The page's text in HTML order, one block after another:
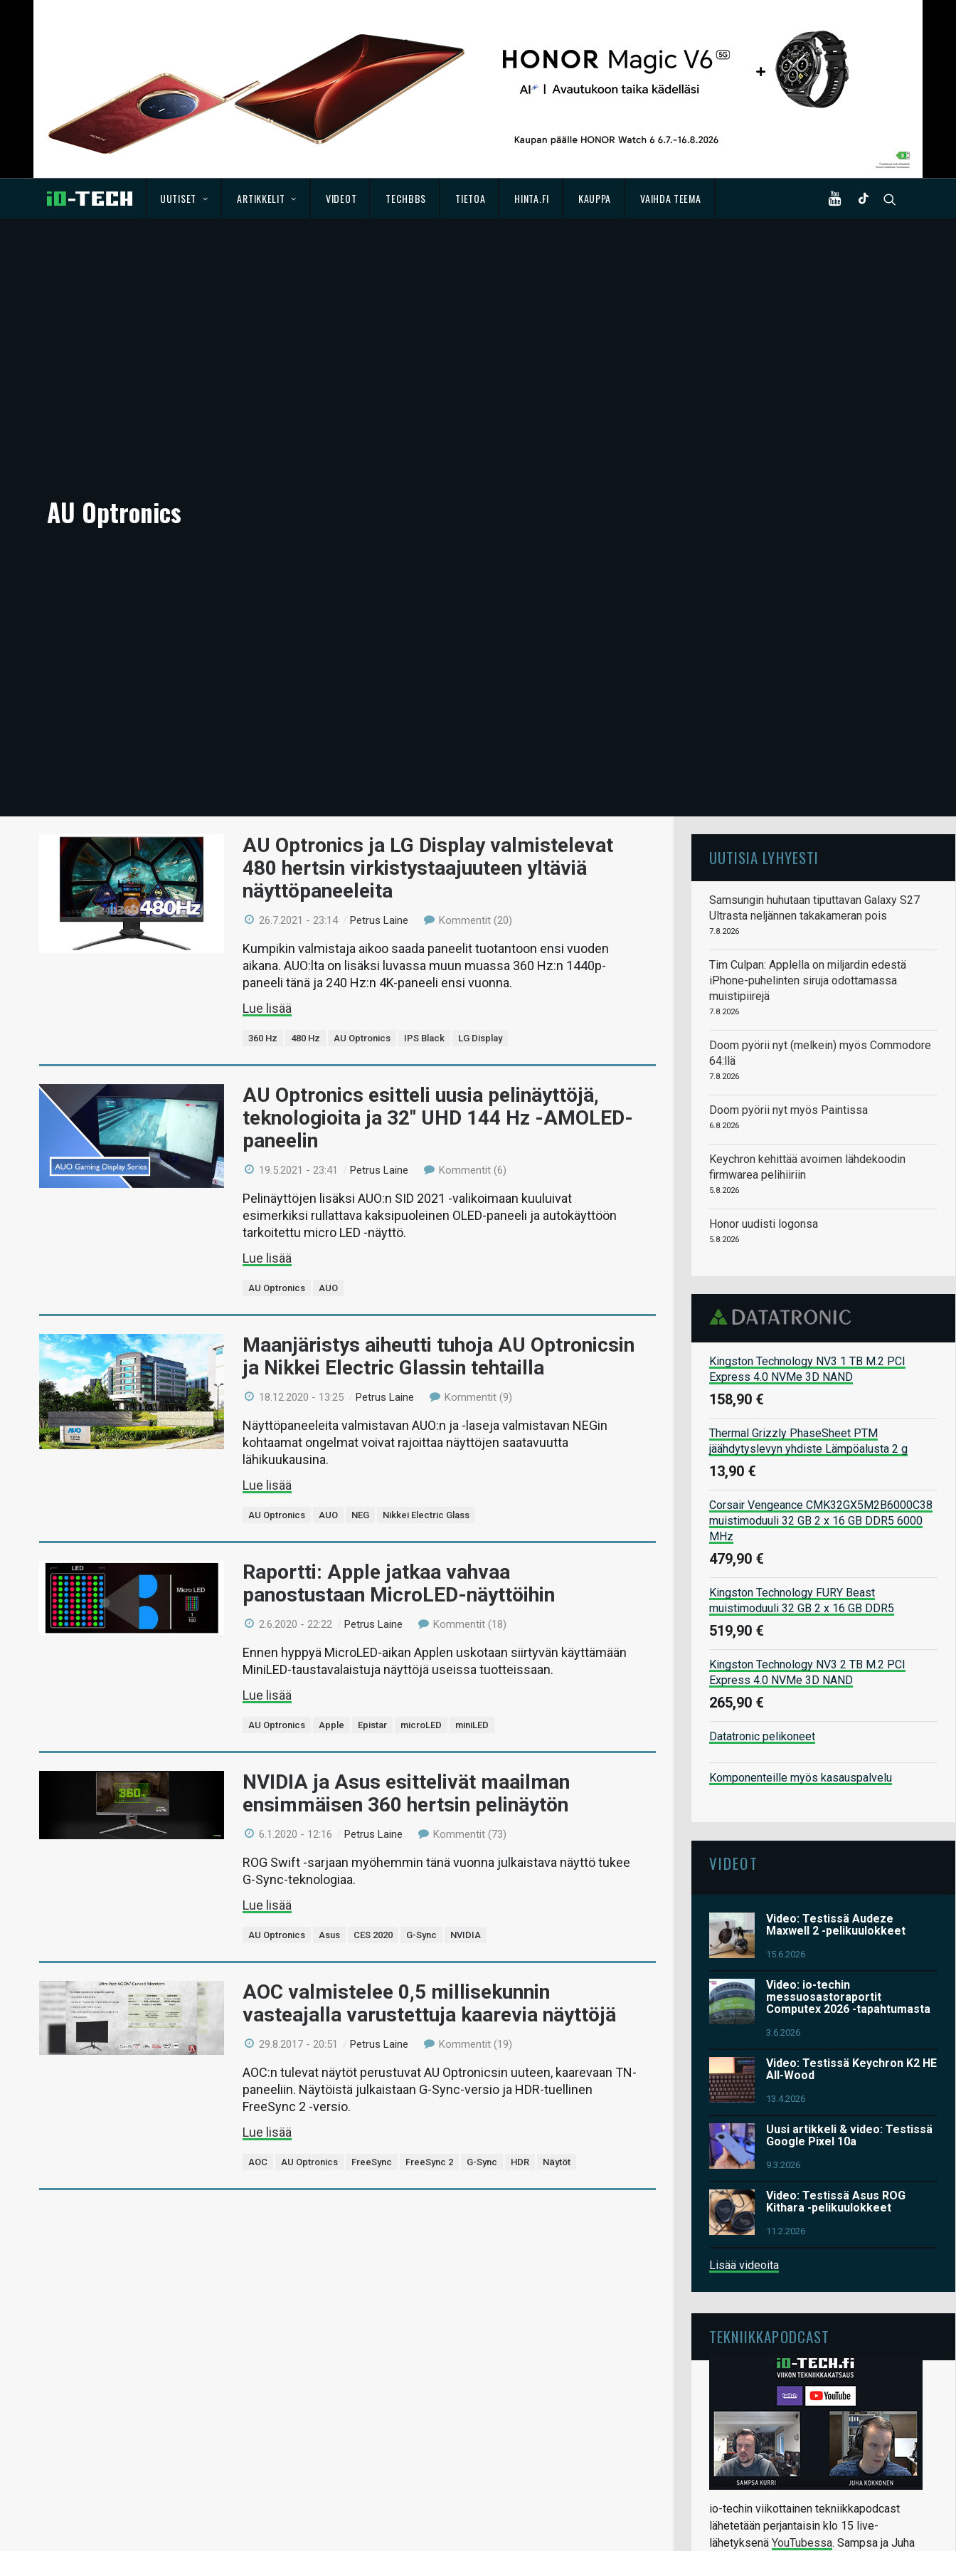
UUTISET ARTIKKELIT VIDEOT TECHBBS TIETOA HINTA.FI KAUPPA VAIHDA TEEMA
AU Optronics
AU Optronics ja LG Display valmistelevat
480 hertsin virkistystaajuuteen yltäviä
näyttöpaneeleita
26.7.2021 - 23:14 /Petrus Laine Kommentit (20)
Kumpikin valmistaja aikoo saada paneelit tuotantoon ensi vuoden
aikana. AUO:lta on lisäksi luvassa muun muassa 360 Hz:n 1440p-
paneeli tänä ja 240 Hz:n 4K-paneeli ensi vuonna.
Lue lisää
360 Hz 480 Hz AU Optronics IPS Black LG Display
AU Optronics esitteli uusia pelinäyttöjä,
teknologioita ja 32″ UHD 144 Hz -AMOLED-
paneelin
19.5.2021 - 23:41 /Petrus Laine Kommentit (6)
Pelinäyttöjen lisäksi AUO:n SID 2021 -valikoimaan kuuluivat
esimerkiksi rullattava kaksipuoleinen OLED-paneeli ja autokäyttöön
tarkoitettu micro LED -näyttö.
Lue lisää
AU Optronics AUO
Maanjäristys aiheutti tuhoja AU Optronicsin
ja Nikkei Electric Glassin tehtailla
18.12.2020 - 13:25 /Petrus Laine Kommentit (9)
Näyttöpaneeleita valmistavan AUO:n ja -laseja valmistavan NEGin
kohtaamat ongelmat voivat rajoittaa näyttöjen saatavuutta
lähikuukausina.
Lue lisää
AU Optronics AUO NEG Nikkei Electric Glass
Raportti: Apple jatkaa vahvaa
panostustaan MicroLED-näyttöihin
2.6.2020 - 22:22 /Petrus Laine Kommentit (18)
Ennen hyppyä MicroLED-aikan Applen uskotaan siirtyvän käyttämään
MiniLED-taustavalaistuja näyttöjä useissa tuotteissaan.
Lue lisää
AU Optronics Apple Epistar microLED miniLED
NVIDIA ja Asus esittelivät maailman
ensimmäisen 360 hertsin pelinäytön
6.1.2020 - 12:16 /Petrus Laine Kommentit (73)
ROG Swift -sarjaan myöhemmin tänä vuonna julkaistava näyttö tukee
G-Sync-teknologiaa.
Lue lisää
AU Optronics Asus CES 2020 G-Sync NVIDIA
AOC valmistelee 0,5 millisekunnin
vasteajalla varustettuja kaarevia näyttöjä
29.8.2017 - 20:51 /Petrus Laine Kommentit (19)
AOC:n tulevat näytöt perustuvat AU Optronicsin uuteen, kaarevaan TN-
paneeliin. Näytöistä julkaistaan G-Sync-versio ja HDR-tuellinen
FreeSync 2 -versio.
Lue lisää
AOC AU Optronics FreeSync FreeSync 2 G-Sync HDR Näytöt
UUTISIA LYHYESTI
Samsungin huhutaan tiputtavan Galaxy S27
Ultrasta neljännen takakameran pois
7.8.2026
Tim Culpan: Applella on miljardin edestä
iPhone-puhelinten siruja odottamassa
muistipiirejä
7.8.2026
Doom pyörii nyt (melkein) myös Commodore
64:llä
7.8.2026
Doom pyörii nyt myös Paintissa
6.8.2026
Keychron kehittää avoimen lähdekoodin
firmwarea pelihiiriin
5.8.2026
Honor uudisti logonsa
5.8.2026
Kingston Technology NV3 1 TB M.2 PCI
Express 4.0 NVMe 3D NAND
158,90 €
Thermal Grizzly PhaseSheet PTM
jäähdytyslevyn yhdiste Lämpöalusta 2 g
13,90 €
Corsair Vengeance CMK32GX5M2B6000C38
muistimoduuli 32 GB 2 x 16 GB DDR5 6000
MHz
479,90 €
Kingston Technology FURY Beast
muistimoduuli 32 GB 2 x 16 GB DDR5
519,90 €
Kingston Technology NV3 2 TB M.2 PCI
Express 4.0 NVMe 3D NAND
265,90 €
Datatronic pelikoneet
Komponenteille myös kasauspalvelu
VIDEOT
Video: Testissä Audeze
Maxwell 2 -pelikuulokkeet
15.6.2026
Video: io-techin
messuosastoraportit
Computex 2026 -tapahtumasta
3.6.2026
Video: Testissä Keychron K2 HE
All-Wood
13.4.2026
Uusi artikkeli & video: Testissä
Google Pixel 10a
9.3.2026
Video: Testissä Asus ROG
Kithara -pelikuulokkeet
11.2.2026
Lisää videoita
TEKNIIKKAPODCAST
io-techin viikottainen tekniikkapodcast
lähetetään perjantaisin klo 15 live-
lähetyksenä YouTubessa. Sampsa ja Juha